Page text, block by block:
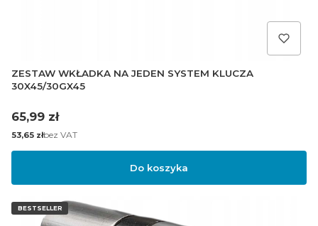
ZESTAW WKŁADKA NA JEDEN SYSTEM KLUCZA
30X45/30GX45
Cena
65,99 zł
Cena
53,65 złbez VAT
Do koszyka
BESTSELLER